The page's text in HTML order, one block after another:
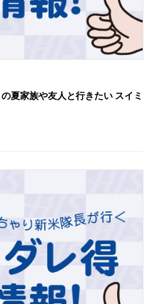
夏家族や友人と行きたい スイミ